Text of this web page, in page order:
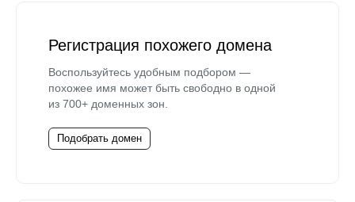
Регистрация похожего домена
Воспользуйтесь удобным подбором —
похожее имя может быть свободно в одной
из 700+ доменных зон.
Подобрать домен